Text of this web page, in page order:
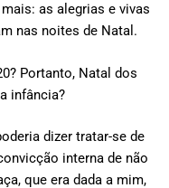
as alegrias e vivas
nas noites de Natal.
Portanto, Natal dos
infância?
dizer tratar-se de
interna de não
que era dada a mim,